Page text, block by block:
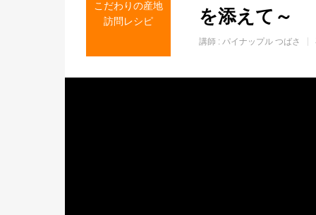
こだわりの産地
訪問レシピ
を添えて～
講師 : パイナップル つばさ